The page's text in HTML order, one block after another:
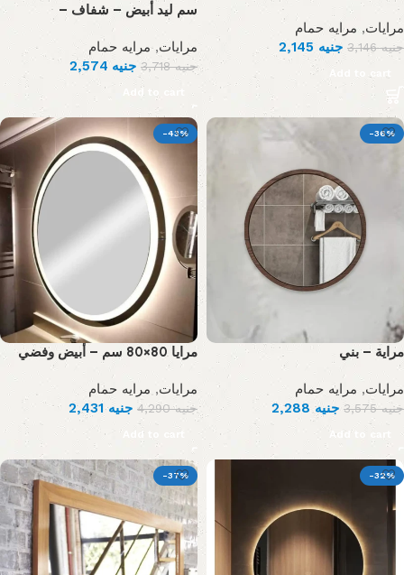
مرايات, مرايه حمام
جنيه3,146 جنيه
Add to cart
سم ليد أبيض – شفاف –
مرايات,مرايه حمام
جنيه3,718 جنيه 2,574
Add to cart
-36%
مراية – بني
مرايات, مرايه حمام
جنيه3,575 جنيه2,288
Add to cart
-43%
مرايا 80×80 سم – أبيض وفضي
مرايات, مرايه حمام
جنيه4,290 جنيه2,431
Add to cart
-32%
-37%